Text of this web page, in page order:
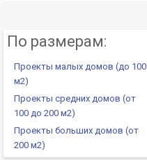
По размерам:
Проекты малых домов (до 100
м2)
Проекты средних домов (от
100 до 200 м2)
Проекты больших домов (от
200 м2)